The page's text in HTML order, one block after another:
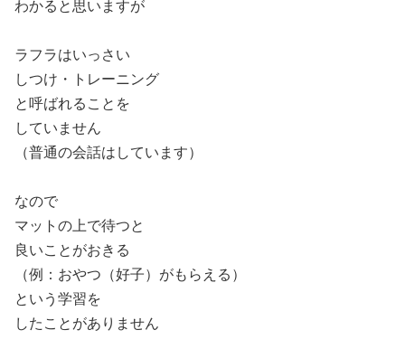
わかると思いますが
ラフラはいっさい
しつけ・トレーニング
と呼ばれることを
していません
（普通の会話はしています）
なので
マットの上で待つと
良いことがおきる
（例：おやつ（好子）がもらえる）
という学習を
したことがありません